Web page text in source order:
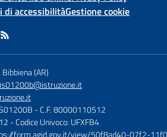
di accessibilitàGestione cookie
(AR)
- C.F. 80000110512
- Codice Univoco: UFXFB4
form.agid.gov.it/view/50f8ad40-07f2-